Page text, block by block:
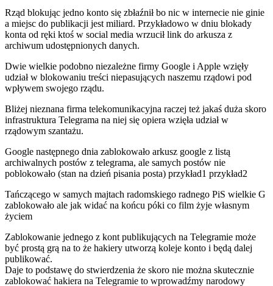
Rząd blokując jedno konto się zbłaźnił bo nic w internecie nie ginie
a miejsc do publikacji jest miliard. Przykładowo w dniu blokady
konta od ręki ktoś w social media wrzucił link do arkusza z
archiwum udostępnionych danych.
Dwie wielkie podobno niezależne firmy Google i Apple wzięły
udział w blokowaniu treści niepasujących naszemu rządowi pod
wpływem swojego rządu.
Bliżej nieznana firma telekomunikacyjna raczej też jakaś duża skoro
infrastruktura Telegrama na niej się opiera wzięła udział w
rządowym szantażu.
Google następnego dnia zablokowało arkusz google z listą
archiwalnych postów z telegrama, ale samych postów nie
poblokowało (stan na dzień pisania posta) przykład1 przykład2
Tańczącego w samych majtach radomskiego radnego PiS wielkie G
zablokowało ale jak widać na końcu póki co film żyje własnym
życiem
Zablokowanie jednego z kont publikujących na Telegramie może
być prostą grą na to że hakiery utworzą koleje konto i będą dalej
publikować.
Daje to podstawę do stwierdzenia że skoro nie można skutecznie
zablokować hakiera na Telegramie to wprowadźmy narodowy